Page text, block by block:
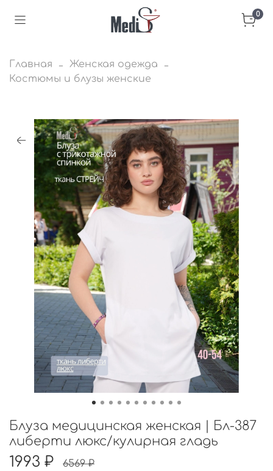
0
Главная
Женская одежда
Костюмы и блузы женские
Блуза медицинская женская | Бл-387
либерти люкс/кулирная гладь
1993 ₽ 6569 ₽